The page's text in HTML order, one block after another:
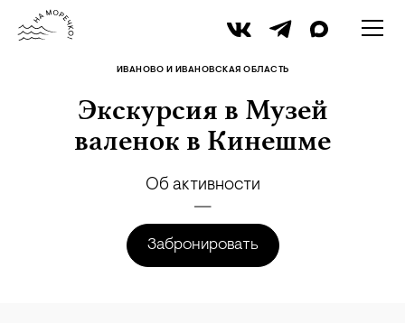
ИВАНОВО И ИВАНОВСКАЯ ОБЛАСТЬ
Экскурсия в Музей
валенок в Кинешме
Об активности
Забронировать